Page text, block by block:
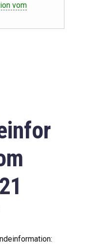
vom